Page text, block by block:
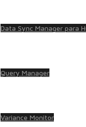
Data Sync Manager para
Query Manager
Variance Monitor